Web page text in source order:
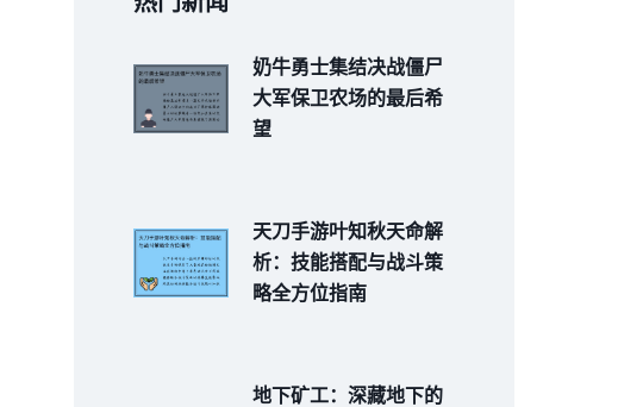
奶牛勇士集结决战僵尸
大军保卫农场的最后希
望
天刀手游叶知秋天命解
析：技能搭配与战斗策
略全方位指南
地下矿工：深藏地下的